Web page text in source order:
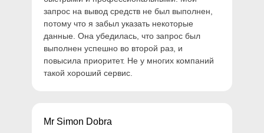
запрос на вывод средств не был выполнен,
потому что я забыл указать некоторые
данные. Она убедилась, что запрос был
выполнен успешно во второй раз, и
повысила приоритет. Не у многих компаний
такой хороший сервис.
Mr Simon Dobra